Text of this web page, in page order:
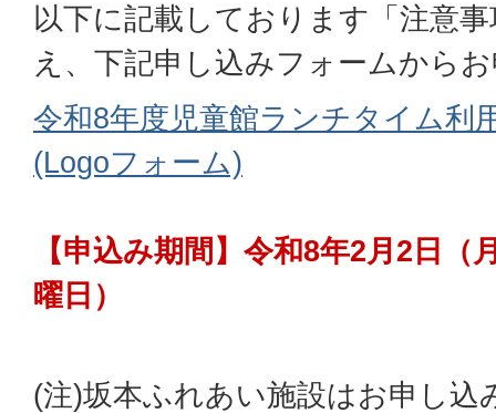
以下に記載しております「注意
え、下記申し込みフォームから
令和8年度児童館ランチタイム利
(Logoフォーム)
【申込み期間】令和8年2月2日（
曜日）
(注)坂本ふれあい施設はお申し込